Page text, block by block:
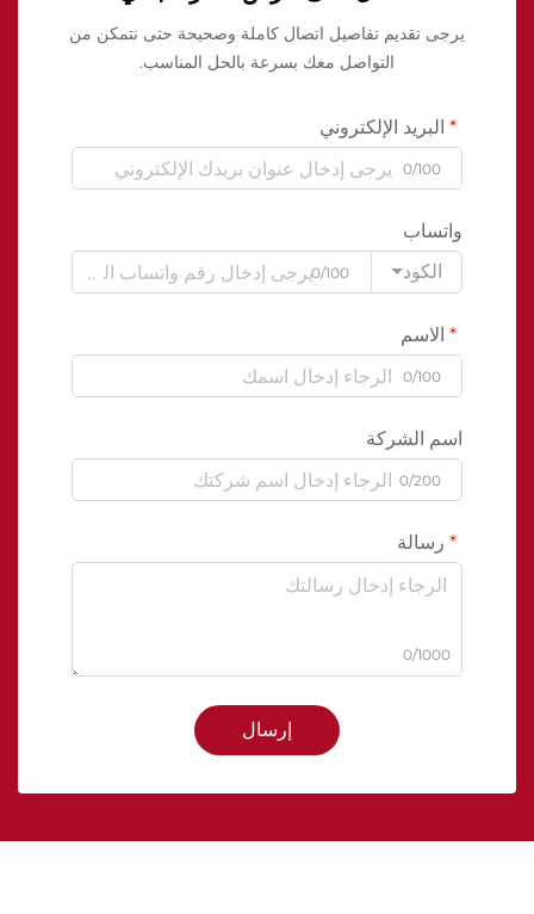
يرجى تقديم تفاصيل اتصال كاملة وصحيحة حتى نتمكن من
التواصل معك بسرعة بالحل المناسب.
البريد الإلكتروني
0/100
واتساب
الكود
0/100
الاسم
0/100
اسم الشركة
0/200
رسالة
0/1000
إرسال